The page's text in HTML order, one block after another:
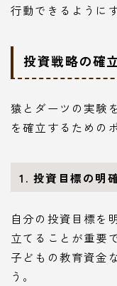
行動できるように
投資戦略の確
猿とダーツの実験
を確立するための
1. 投資目標の明
自分の投資目標を
立てることが重要
子どもの教育資金
う。